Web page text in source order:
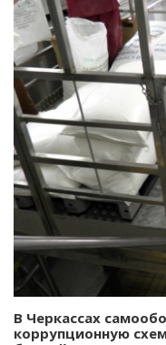
В Черкассах
коррупционную